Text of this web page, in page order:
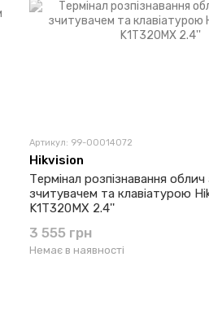
Артикул: 99-00014072
Hikvision
Термінал розпізнавання
зчитувачем та клавіатурою
K1T320MX 2.4''
3 555 грн
Немає в наявності